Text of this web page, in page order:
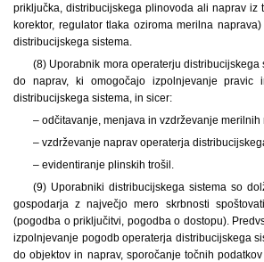
priključka, distribucijskega plinovoda ali naprav iz
korektor, regulator tlaka oziroma merilna
distribucijskega sistema.
(8) Uporabnik mora operaterju distribucijskega
do naprav, ki omogočajo izpolnjevanje pravic
distribucijskega sistema, in sicer:
– odčitavanje, menjava in vzdrževanje merilnih
– vzdrževanje naprav operaterja
– evidentiranje plinskih trošil.
(9) Uporabniki distribucijskega sistema so
gospodarja z največjo mero skrbnosti
(pogodba o priključitvi, pogodba o dostopu).
izpolnjevanje pogodb operaterja distribucijskega
do objektov in naprav, sporočanje točnih